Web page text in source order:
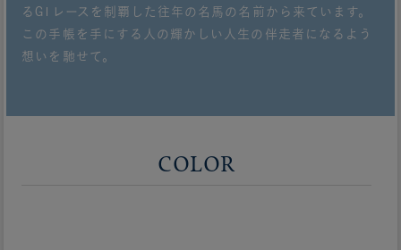
るG1レースを制覇した往年の名馬の名前から来ています。
この手帳を手にする人の輝かしい人生の伴走者になるよう
想いを馳せて。
COLOR